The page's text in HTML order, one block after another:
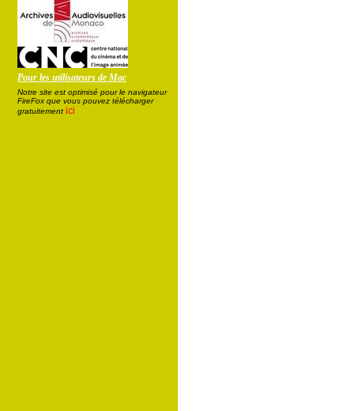
Pour les utilisateurs de Mac
Notre site est optimisé pour le navigateur
FireFox que vous pouvez télécharger
gratuitement ici